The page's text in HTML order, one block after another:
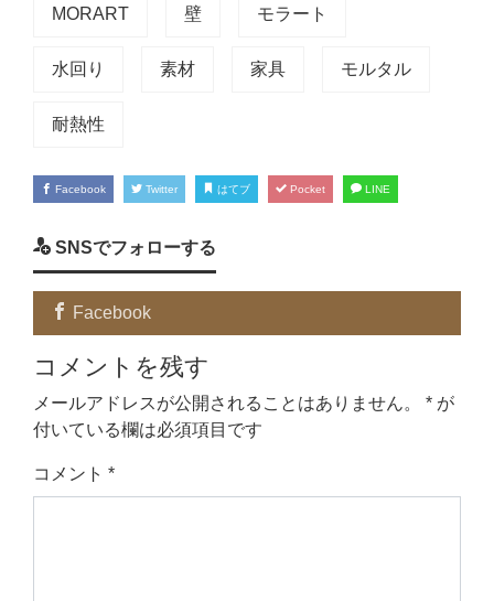
MORART 壁 モラート
水回り 素材 家具 モルタル
耐熱性
Facebook Twitter はてブ Pocket LINE
SNSでフォローする
Facebook
コメントを残す
メールアドレスが公開されることはありません。 * が
付いている欄は必須項目です
コメント *